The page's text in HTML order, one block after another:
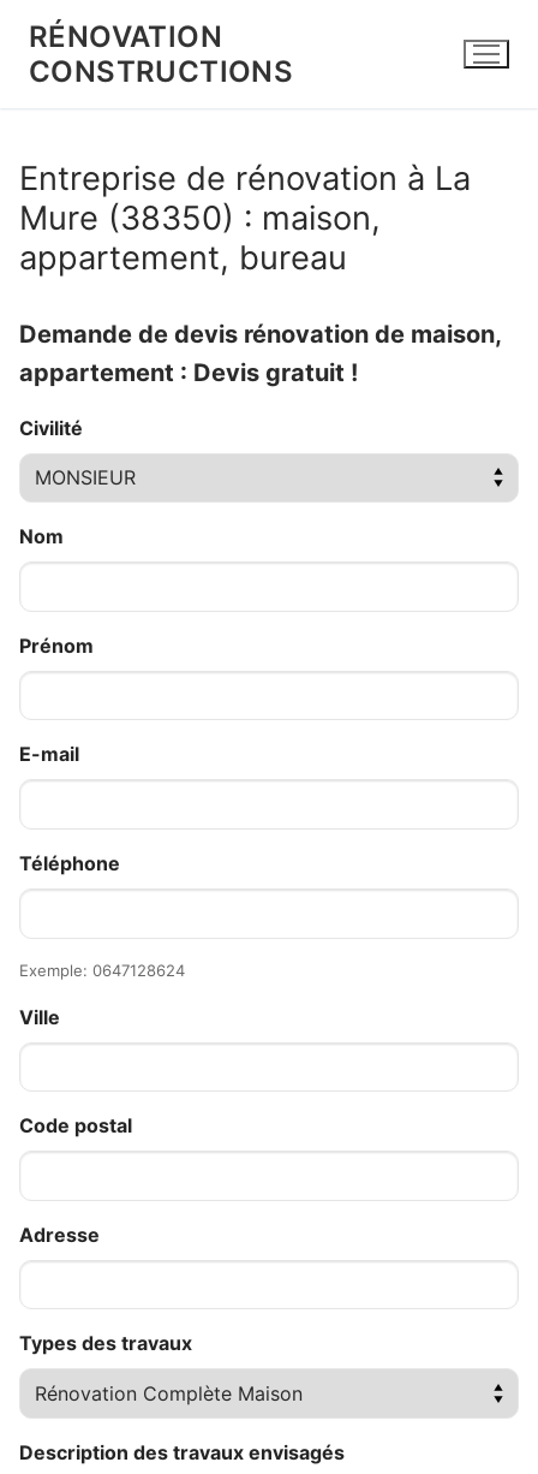
contenu
RÉNOVATION
CONSTRUCTIONS
Entreprise de rénovation à La
Mure (38350) : maison,
appartement, bureau
Demande de devis rénovation de maison,
appartement : Devis gratuit !
Civilité
Nom
Prénom
E-mail
Téléphone
Exemple: 0647128624
Ville
Code postal
Adresse
Types des travaux
Description des travaux envisagés